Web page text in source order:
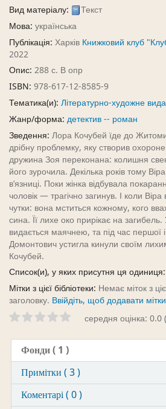
Вид матеріалу:
Текст
Мова: українська
Публікація: Харків Книжковий клуб
2022
Опис: 288 с. В опр
ISBN: 978-617-12-8585-9
Тематика(и): Літературно-художне
Жанр/форма: детектив -- роман
Зведення: Лора Кочубей їде до
дрібну проблемку, яку створив
дружина Зоя переконана: колишня
його зурочила. Декілька років тому
в’язниці. Поки жінка відбувала
чоловік — трагічно загинув. І коли
чутки: вона мститься кожному, кого
сина. Її лихе око прирікає на
видається маячнею, та під час першої і
Домонтович устигла кинули своїм
Кочубей.
Список(и), у яких присутня ця одиниця:
Мітки з цієї бібліотеки: Немає міток з
заголовку. Ввійдіть, щоб додавати
середня оцінка: 0.0
Фонди( 1 )
Примітки ( 3 )
Коментарі ( 0 )